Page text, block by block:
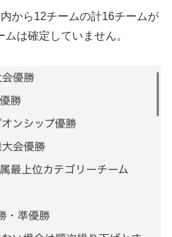
から12チームの計16チームが
は確定していません。